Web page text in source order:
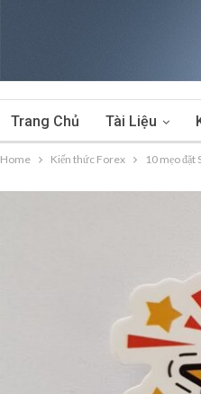
Trang Chủ Tài Liệu
Home Kiến thức Forex 10 mẹo đặt